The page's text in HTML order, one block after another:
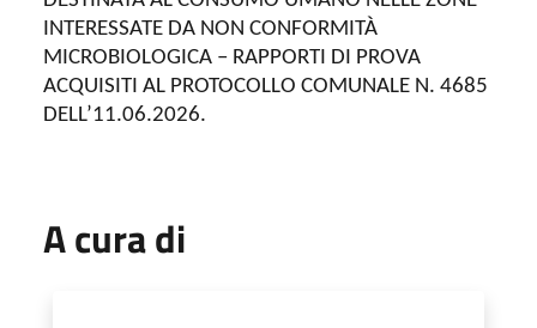
INTERESSATE DA NON CONFORMITÀ
MICROBIOLOGICA – RAPPORTI DI PROVA
ACQUISITI AL PROTOCOLLO COMUNALE N. 4685
DELL’11.06.2026.
A cura di